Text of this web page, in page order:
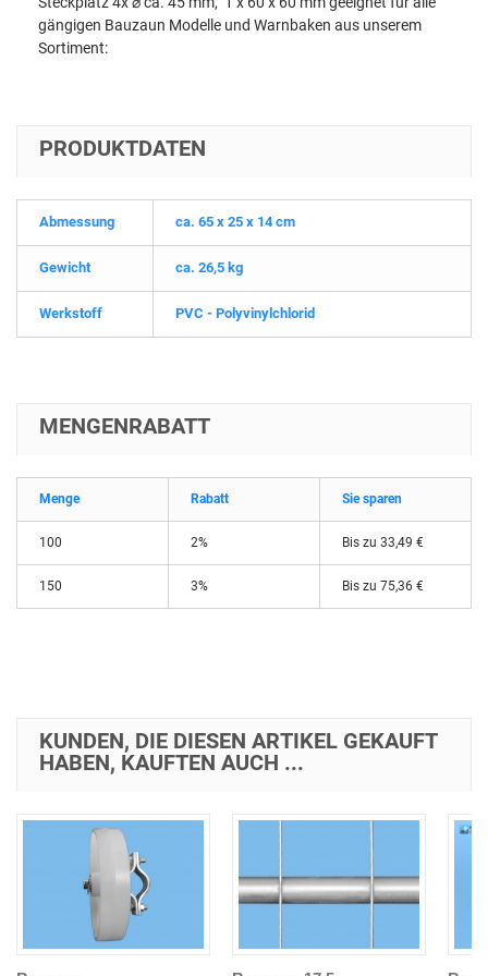
gängigen Bauzaun Modelle und Warnbaken aus unserem
Sortiment:
PRODUKTDATEN
Abmessung ca. 65 x 25 x 14 cm
Gewicht ca. 26,5 kg
Werkstoff PVC - Polyvinylchlorid
MENGENRABATT
Menge Rabatt Sie sparen
100 2% Bis zu 33,49 €
150 3% Bis zu 75,36 €
KUNDEN, DIE DIESEN ARTIKEL GEKAUFT
HABEN, KAUFTEN AUCH ...